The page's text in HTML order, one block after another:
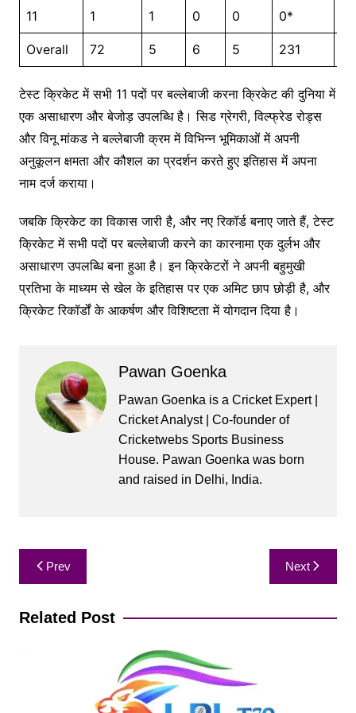
11 1 1 0 0 0*
Overall 72 5 6 5 231
टेस्ट क्रिकेट में सभी 11 पदों पर बल्लेबाजी करना क्रिकेट की दुनिया में
एक असाधारण और बेजोड़ उपलब्धि है। सिड ग्रेगरी, विल्फ्रेड रोड्स
और विनू मांकड ने बल्लेबाजी क्रम में विभिन्न भूमिकाओं में अपनी
अनुकूलन क्षमता और कौशल का प्रदर्शन करते हुए इतिहास में अपना
नाम दर्ज कराया।
जबकि क्रिकेट का विकास जारी है, और नए रिकॉर्ड बनाए जाते हैं, टेस्ट
क्रिकेट में सभी पदों पर बल्लेबाजी करने का कारनामा एक दुर्लभ और
असाधारण उपलब्धि बना हुआ है। इन क्रिकेटरों ने अपनी बहुमुखी
प्रतिभा के माध्यम से खेल के इतिहास पर एक अमिट छाप छोड़ी है, और
क्रिकेट रिकॉर्डों के आकर्षण और विशिष्टता में योगदान दिया है।
Pawan Goenka
Pawan Goenka is a Cricket Expert |
Cricket Analyst | Co-founder of
Cricketwebs Sports Business
House. Pawan Goenka was born
and raised in Delhi, India.
Post
navigation
Prev Next
Related Post